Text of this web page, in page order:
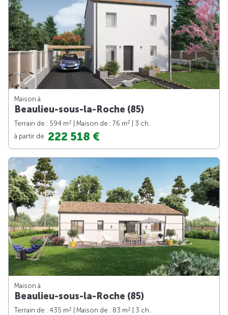
Maison à
Beaulieu-sous-la-Roche (85)
Terrain de : 594 m2 | Maison de : 76 m2
| 3 ch.
à partir de 222 518 €
Maison à
Beaulieu-sous-la-Roche (85)
Terrain de : 435 m2 | Maison de : 83 m2
| 3 ch.